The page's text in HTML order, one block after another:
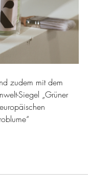
zudem mit dem
Siegel „Grüner